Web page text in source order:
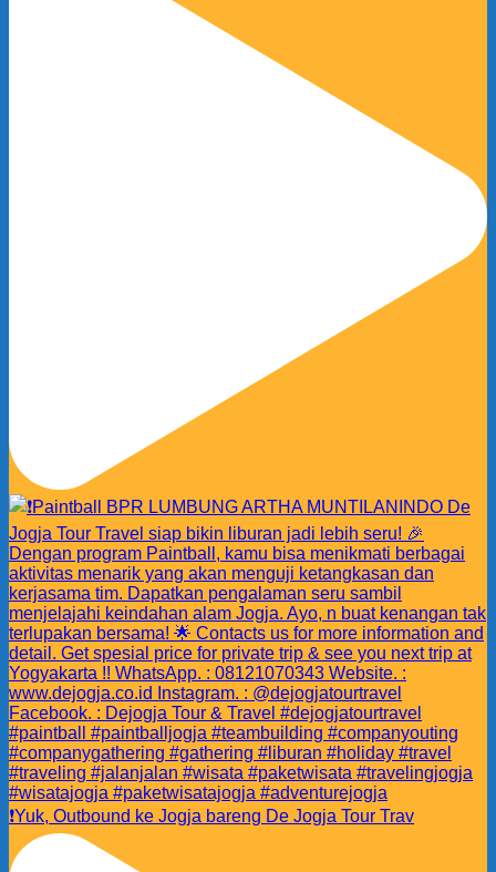
❗️Yuk, Outbound ke Jogja bareng De Jogja Tour Trav